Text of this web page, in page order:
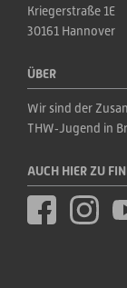
Kriegerstraße 1E
30161 Hannover
ÜBER
Wir sind der
THW‑Jugend in
AUCH HIER ZU